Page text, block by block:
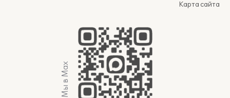
Карта сайта
Мы в Max